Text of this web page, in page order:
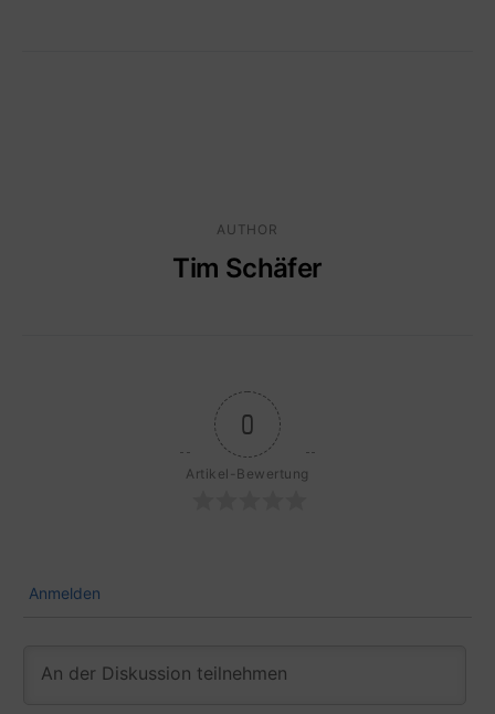
AUTHOR
Tim Schäfer
0
Artikel-Bewertung
Anmelden